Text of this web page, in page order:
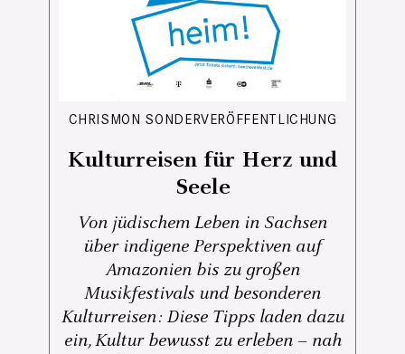
CHRISMON SONDERVERÖFFENTLICHUNG
Kulturreisen für Herz und
Seele
Von jüdischem Leben in Sachsen
über indigene Perspektiven auf
Amazonien bis zu großen
Musikfestivals und besonderen
Kulturreisen: Diese Tipps laden dazu
ein, Kultur bewusst zu erleben – nah